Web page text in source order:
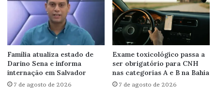
Família atualiza estado de
Darino Sena e informa
internação em Salvador
7 de agosto de 2026
Exame toxicológico passa a
ser obrigatório para CNH
nas categorias A e B na Bahia
7 de agosto de 2026